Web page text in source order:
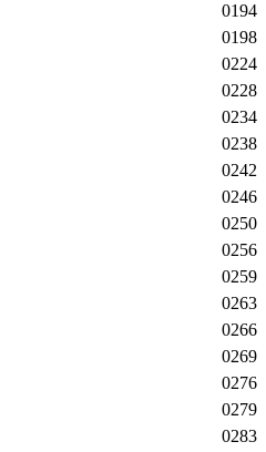
0194
0198
0224
0228
0234
0238
0242
0246
0250
0256
0259
0263
0266
0269
0276
0279
0283